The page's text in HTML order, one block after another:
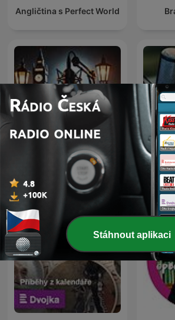
Angličtina s Perfect World
Kriminální podcast
Stáhnout aplikaci